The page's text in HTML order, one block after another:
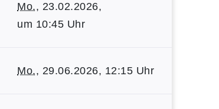
Mo., 23.02.2026,
um 10:45 Uhr
Mo., 29.06.2026, 12:15 Uhr